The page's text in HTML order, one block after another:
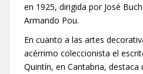
en 1925, dirigida por José
Armando Pou.
En cuanto a las artes
acérrimo coleccionista el
Quintín, en Cantabria, destaca